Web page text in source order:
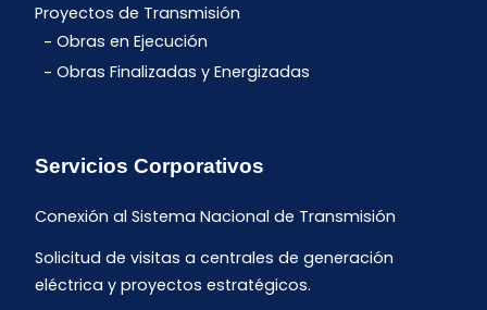
Proyectos de Transmisión
Obras en Ejecución
Obras Finalizadas y Energizadas
Servicios Corporativos
Conexión al Sistema Nacional de Transmisión
Solicitud de visitas a centrales de generación
eléctrica y proyectos estratégicos.